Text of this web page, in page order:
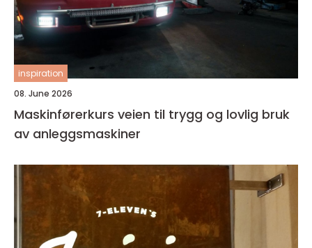
inspiration
08. June 2026
Maskinførerkurs veien til trygg og lovlig bruk
av anleggsmaskiner